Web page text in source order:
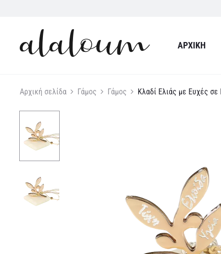
ΑΡΧΙΚΉ
Αρχική σελίδα Γάμος Γάμος Κλαδί Ελιάς με Ευχές σε